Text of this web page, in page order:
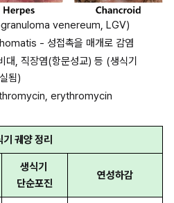
venereum, LGV)
- 성접촉을 매개로 감염
대, 직장염(항문성교) 등 (생식기
됨)
erythromycin
기 궤양 정리
생식기
단순포진
연성하감